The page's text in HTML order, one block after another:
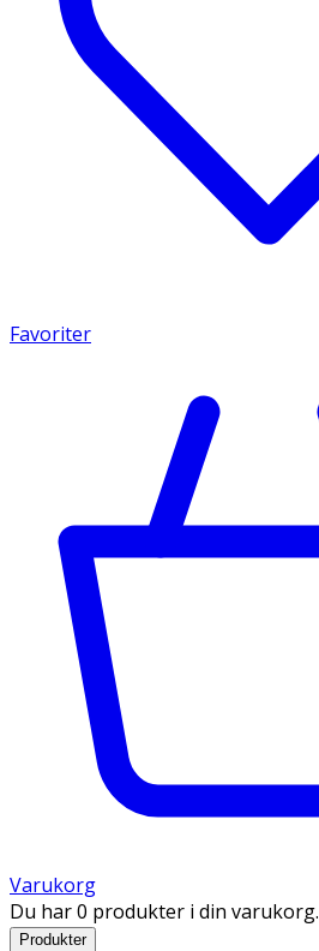
Favoriter
Varukorg
Du har 0 produkter i din varukorg.
Produkter